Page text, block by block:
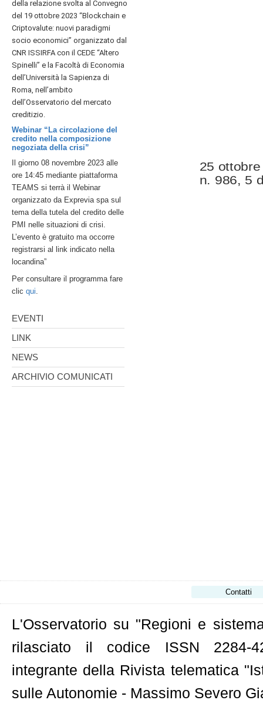
della relazione svolta al Convegno
del 19 ottobre 2023 “Blockchain e
Criptovalute: nuovi paradigmi
socio economici” organizzato dal
CNR ISSIRFA con il CEDE “Altero
Spinelli” e la Facoltà di Economia
dell’Università la Sapienza di
Roma, nell’ambito
dell’Osservatorio del mercato
creditizio.
Webinar “La circolazione del
credito nella composizione
negoziata della crisi”
Il giorno 08 novembre 2023 alle
ore 14:45 mediante piattaforma
TEAMS si terrà il Webinar
organizzato da Exprevia spa sul
tema della tutela del credito delle
PMI nelle situazioni di crisi.
L’evento è gratuito ma occorre
registrarsi al link indicato nella
locandina”
Per consultare il programma fare
clic qui.
EVENTI
LINK
NEWS
ARCHIVIO COMUNICATI
25
n. 986, 5
Contatti
L'Osservatorio su "Regioni e
rilasciato il codice ISSN 2284-
integrante della Rivista telematica
sulle Autonomie - Massimo Severo